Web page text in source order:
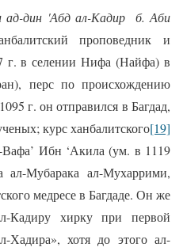
дин 'Абд ал-Кадир
б. Аби
проповедник и
г. в селении Нифа (Найфа) в
перс по происхождению
г. он отправился в Багдад,
курс ханбалитского[19]
Ибн ‘Акила (ум. в 1119
Мубарака ал-Мухаррими,
медресе в Багдаде. Он же
Кадиру хирку при первой
Хадира», хотя до этого ал-